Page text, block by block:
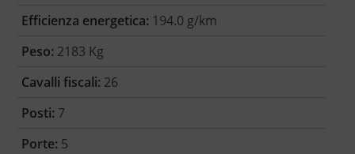
Efficienza energetica: 194.0 g/km
Peso: 2183 Kg
Cavalli fiscali: 26
Posti: 7
Porte: 5